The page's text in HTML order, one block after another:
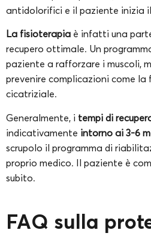
antidolorifici e il paziente inizia
La fisioterapia è infatti una
recupero ottimale. Un
paziente a rafforzare i muscoli,
prevenire complicazioni come
cicatriziale.
Generalmente, i tempi di
indicativamente intorno ai 3-6
scrupolo il programma di
proprio medico. Il paziente è
subito.
FAQ sulla